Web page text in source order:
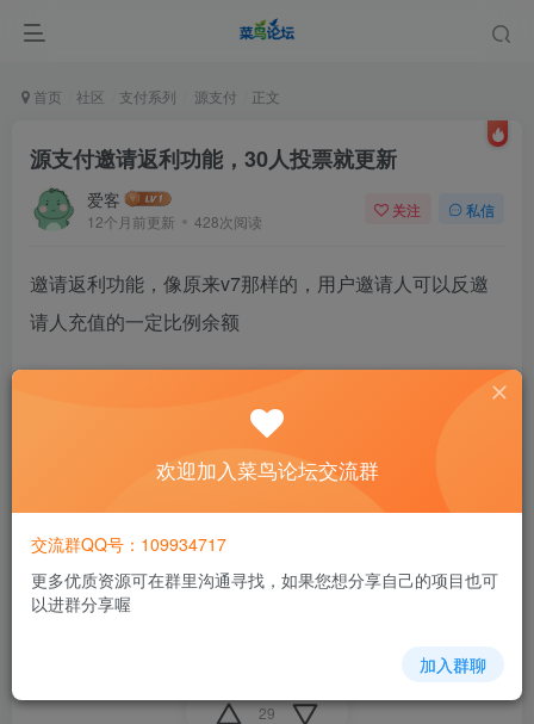
首页 社区 支付系列 源支付 正文
源支付邀请返利功能，30人投票就更新
爱客
12个月前更新 428次阅读
关注 私信
邀请返利功能，像原来v7那样的，用户邀请人可以反邀
请人充值的一定比例余额
赞成
1票
不赞成
29
欢迎加入菜鸟论坛交流群
交流群QQ号：109934717
更多优质资源可在群里沟通寻找，如果您想分享自己的项目也可
以进群分享喔
加入群聊